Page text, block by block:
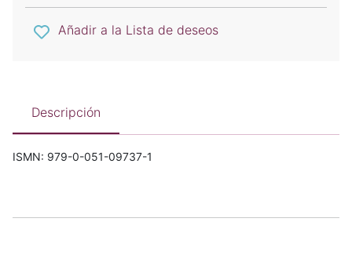
Añadir a la Lista de deseos
Descripción
ISMN: 979-0-051-09737-1